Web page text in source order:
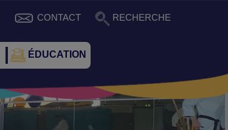
CONTACT RECHERCHE
ÉDUCATION